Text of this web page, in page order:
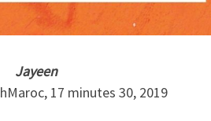
Jayeen
17 minutes 30, 2019